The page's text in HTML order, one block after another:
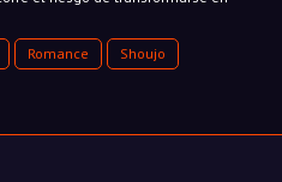
Romance Shoujo